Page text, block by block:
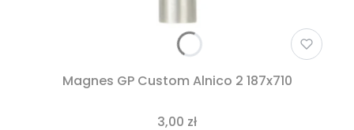
Magnes GP Custom Alnico 2 187x710
3,00 zł